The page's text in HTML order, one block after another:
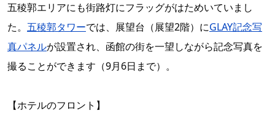
五稜郭エリアにも街路灯にフラッグがはためいていまし
た。 五稜郭タワーでは、展望台（展望2階）にGLAY記念写
真パネルが設置され、函館の街を一望しながら記念写真を
撮ることができます（9月6日まで）。
【ホテルのフロント】